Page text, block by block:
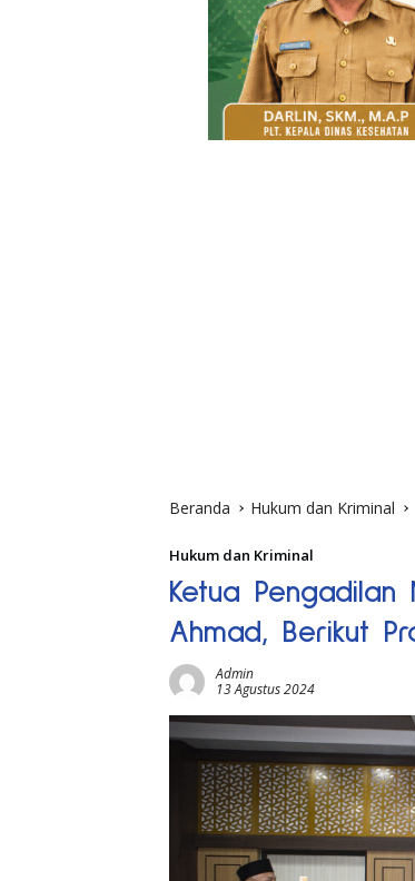
Beranda Hukum dan Kriminal
Hukum dan Kriminal
Ketua
Ahmad, Berikut
Admin
13 Agustus 2024